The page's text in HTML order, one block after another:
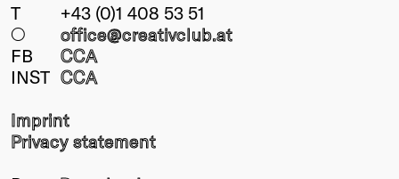
T
+43 (0)1 408 53 51
○
office@creativclub.at
FB
CCA
INST CCA
Imprint
Privacy statement